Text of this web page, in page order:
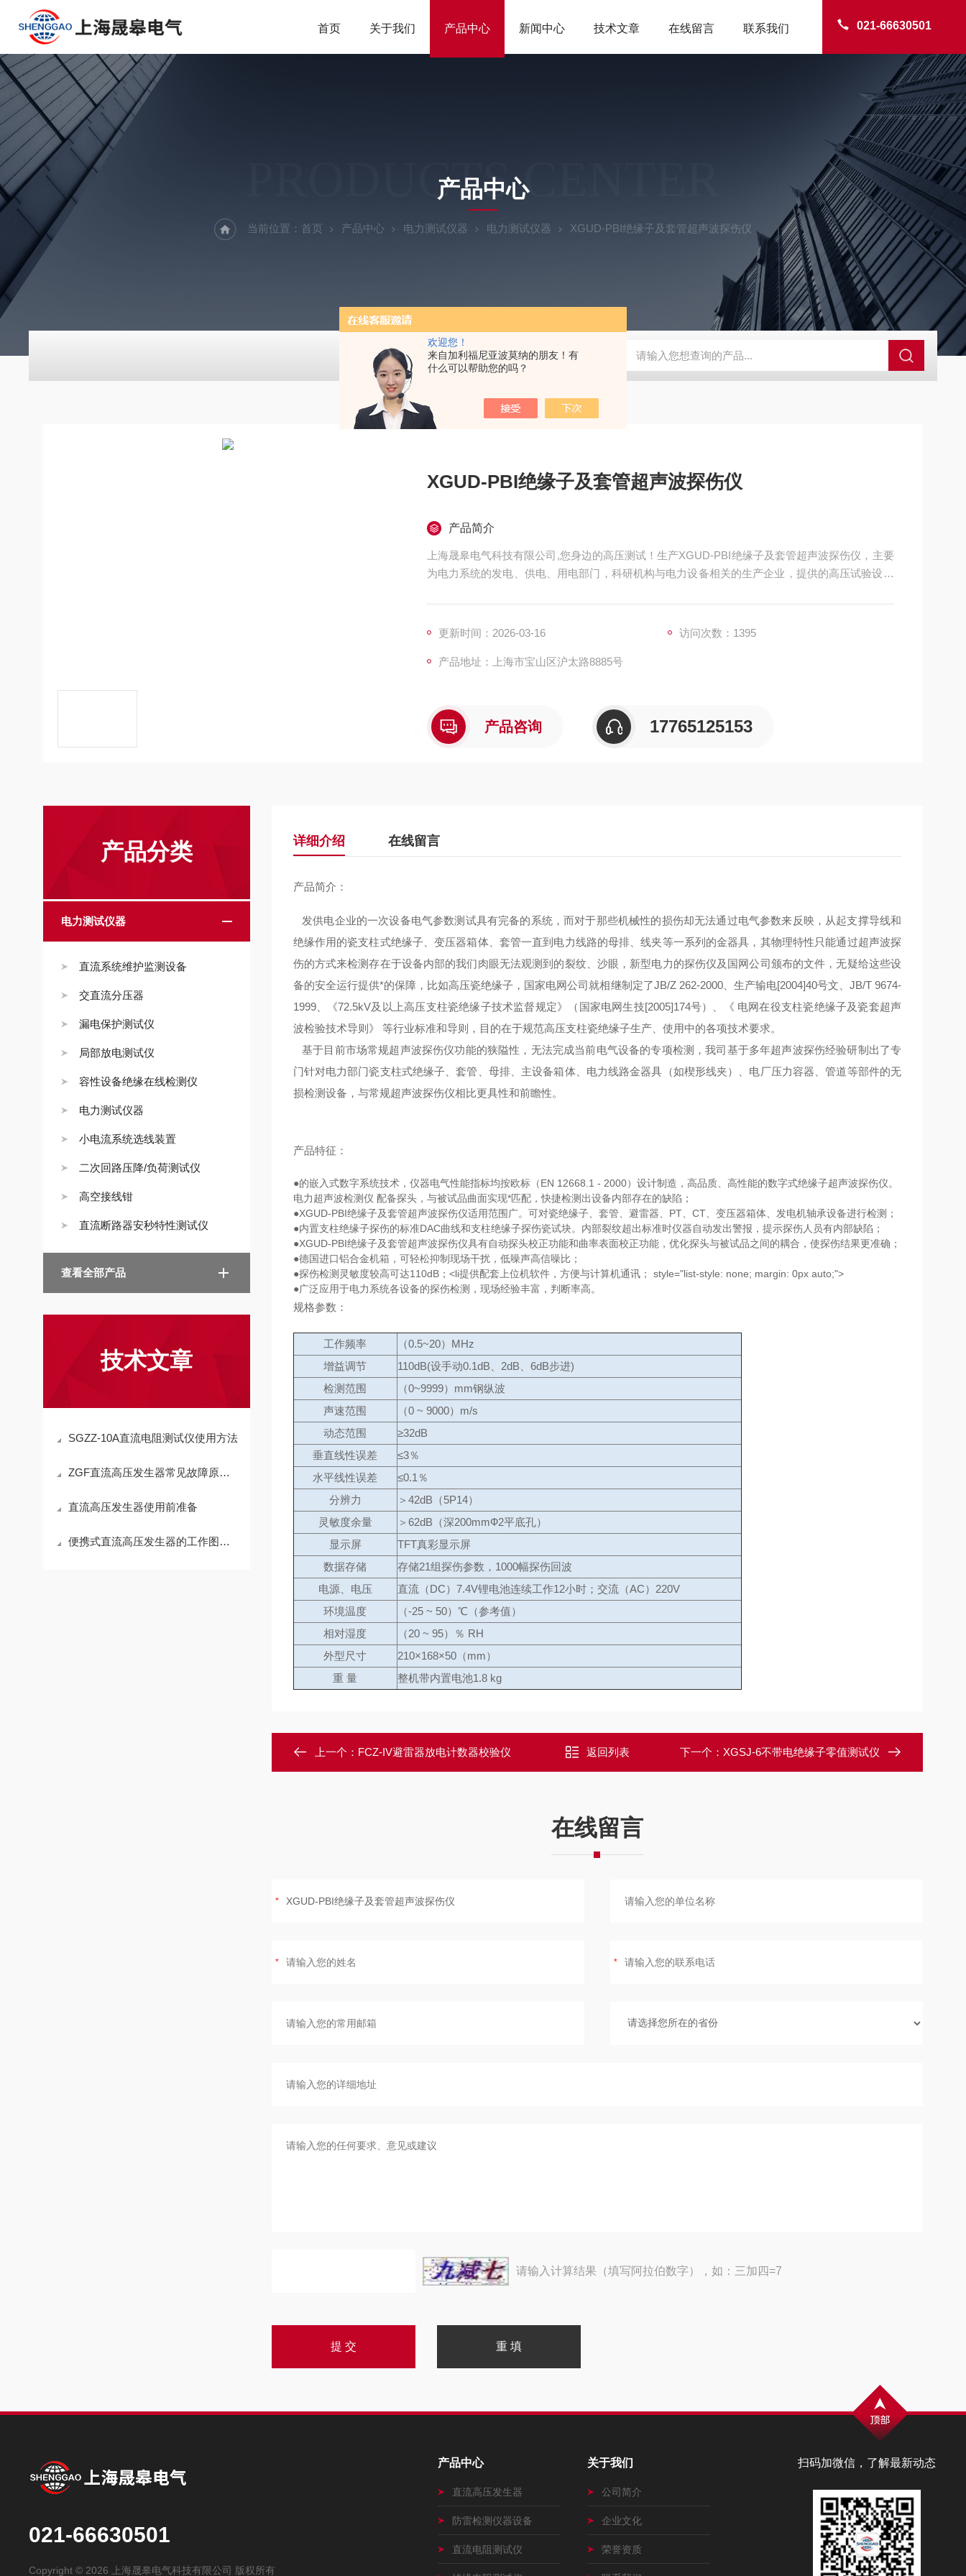
欢迎您！
来自加利福尼亚波莫纳的朋友！有
什么可以帮助您的吗？
021-66630501
首页 关于我们 产品中心 新闻中心 技术文章 在线留言 联系我们
PRODUCTS CENTER
产品中心
当前位置： 首页 产品中心 电力测试仪器 电力测试仪器 XGUD-PBI绝缘子及套管超声波探伤仪
XGUD-PBI绝缘子及套管超声波探伤仪
产品简介
上海晟皋电气科技有限公司,您身边的高压测试！生产XGUD-PBI绝缘子及套管超声波探伤仪，主要
为电力系统的发电、供电、用电部门，科研机构与电力设备相关的生产企业，提供的高压试验设备
更新时间：2026-03-16 访问次数：1395
产品地址：上海市宝山区沪太路8885号
产品咨询 17765125153
产品分类
电力测试仪器
直流系统维护监测设备
交直流分压器
漏电保护测试仪
局部放电测试仪
容性设备绝缘在线检测仪
电力测试仪器
小电流系统选线装置
二次回路压降/负荷测试仪
高空接线钳
直流断路器安秒特性测试仪
查看全部产品
技术文章
SGZZ-10A直流电阻测试仪使用方法
ZGF直流高压发生器常见故障原因及处理
直流高压发生器使用前准备
便携式直流高压发生器的工作图示科普
详细介绍 在线留言
产品简介：
发供电企业的一次设备电气参数测试具有完备的系统，而对于那些机械性的损伤却无法通过电气参数来反映，从起支撑导线和
绝缘作用的瓷支柱式绝缘子、变压器箱体、套管一直到电力线路的母排、线夹等一系列的金器具，其物理特性只能通过超声波探
伤的方式来检测存在于设备内部的我们肉眼无法观测到的裂纹、沙眼，新型电力的探伤仪及国网公司颁布的文件，无疑给这些设
备的安全运行提供*的保障，比如高压瓷绝缘子，国家电网公司就相继制定了JB/Z 262-2000、生产输电[2004]40号文、JB/T 9674-
1999、《72.5kV及以上高压支柱瓷绝缘子技术监督规定》（国家电网生技[2005]174号）、《 电网在役支柱瓷绝缘子及瓷套超声
波检验技术导则》 等行业标准和导则，目的在于规范高压支柱瓷绝缘子生产、使用中的各项技术要求。
基于目前市场常规超声波探伤仪功能的狭隘性，无法完成当前电气设备的专项检测，我司基于多年超声波探伤经验研制出了专
门针对电力部门瓷支柱式绝缘子、套管、母排、主设备箱体、电力线路金器具（如楔形线夹）、电厂压力容器、管道等部件的无
损检测设备，与常规超声波探伤仪相比更具性和前瞻性。
产品特征：
●的嵌入式数字系统技术，仪器电气性能指标均按欧标（EN 12668.1 - 2000）设计制造，高品质、高性能的数字式绝缘子超声波探伤仪。
电力超声波检测仪 配备探头，与被试品曲面实现*匹配，快捷检测出设备内部存在的缺陷；
●XGUD-PBI绝缘子及套管超声波探伤仪适用范围广。可对瓷绝缘子、套管、避雷器、PT、CT、变压器箱体、发电机轴承设备进行检测；
●内置支柱绝缘子探伤的标准DAC曲线和支柱绝缘子探伤瓷试块。内部裂纹超出标准时仪器自动发出警报，提示探伤人员有内部缺陷；
●XGUD-PBI绝缘子及套管超声波探伤仪具有自动探头校正功能和曲率表面校正功能，优化探头与被试品之间的耦合，使探伤结果更准确；
●德国进口铝合金机箱，可轻松抑制现场干扰，低噪声高信噪比；
●探伤检测灵敏度较高可达110dB；<li提供配套上位机软件，方便与计算机通讯； style="list-style: none; margin: 0px auto;">
●广泛应用于电力系统各设备的探伤检测，现场经验丰富，判断率高。
规格参数：
工作频率
（0.5~20）MHz
增益调节
110dB(设手动0.1dB、2dB、6dB步进)
检测范围
（0~9999）mm钢纵波
声速范围
（0 ~ 9000）m/s
动态范围
≥32dB
垂直线性误差
≤3％
水平线性误差
≤0.1％
分辨力
＞42dB（5P14）
灵敏度余量
＞62dB（深200mmФ2平底孔）
显示屏
TFT真彩显示屏
数据存储
存储21组探伤参数，1000幅探伤回波
电源、电压
直流（DC）7.4V锂电池连续工作12小时；交流（AC）220V
环境温度
（-25 ~ 50）℃（参考值）
相对湿度
（20 ~ 95）％ RH
外型尺寸
210×168×50（mm）
重 量
整机带内置电池1.8 kg
上一个： FCZ-IV避雷器放电计数器校验仪 返回列表 下一个： XGSJ-6不带电绝缘子零值测试仪
在线留言
请输入计算结果（填写阿拉伯数字），如：三加四=7
扫码加微信，了解最新动态
021-66630501
Copyright © 2026 上海晟皋电气科技有限公司 版权所有
产品中心
直流高压发生器
防雷检测仪器设备
直流电阻测试仪
关于我们
公司简介
企业文化
荣誉资质